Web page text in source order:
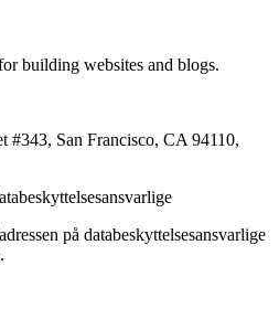
building websites and blogs.
#343, San Francisco, CA 94110,
på databeskyttelsesansvarlige